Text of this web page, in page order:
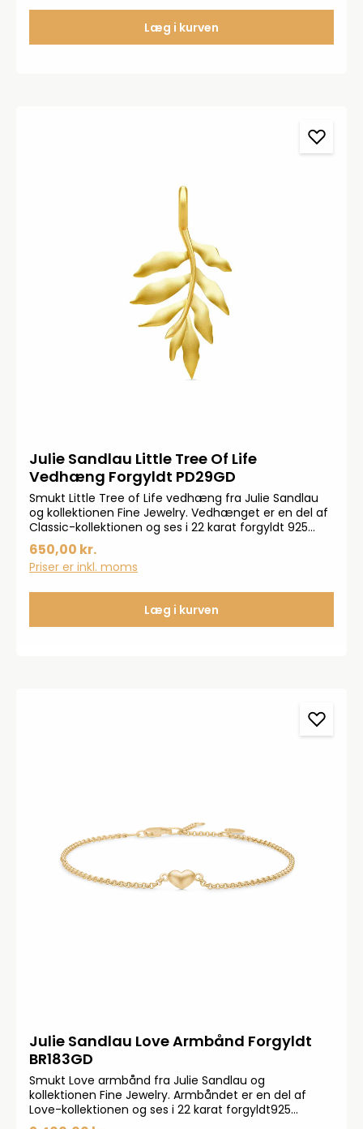
Læg i kurven
Julie Sandlau Little Tree Of Life
Vedhæng Forgyldt PD29GD
Smukt Little Tree of Life vedhæng fra Julie Sandlau
og kollektionen Fine Jewelry. Vedhænget er en del af
Classic-kollektionen og ses i 22 karat forgyldt 925
ster-lingsølv og formet som det ikoniske Julie
Sandlau logo. Længde: 24 mm Bredde: 12,4 mm
650,00 kr.
Priser er inkl. moms
Læg i kurven
Julie Sandlau Love Armbånd Forgyldt
BR183GD
Smukt Love armbånd fra Julie Sandlau og
kollektionen Fine Jewelry. Armbåndet er en del af
Love-kollektionen og ses i 22 karat forgyldt925
sterlingsølv. Feminint kædearmbånd fra Julie